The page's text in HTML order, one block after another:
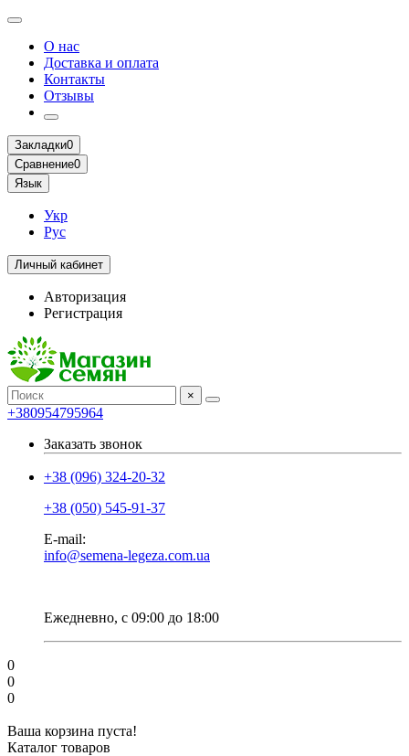
О нас
Доставка и оплата
Контакты
Отзывы
Закладки0
Сравнение0
Язык
Укр
Рус
Личный кабинет
Авторизация
Регистрация
×
+380954795964
Заказать звонок
+38 (096) 324-20-32
+38 (050) 545-91-37
E-mail:
info@semena-legeza.com.ua
Ежедневно, с 09:00 до 18:00
0
0
0
Ваша корзина пуста!
Каталог товаров